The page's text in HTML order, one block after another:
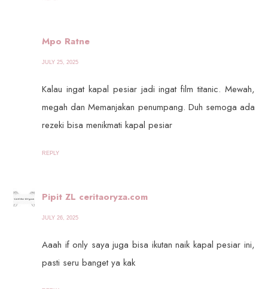
Mpo Ratne
JULY 25, 2025
Kalau ingat kapal pesiar jadi ingat film titanic. Mewah,
megah dan Memanjakan penumpang. Duh semoga ada
rezeki bisa menikmati kapal pesiar
REPLY
Pipit ZL ceritaoryza.com
JULY 26, 2025
Aaah if only saya juga bisa ikutan naik kapal pesiar ini,
pasti seru banget ya kak